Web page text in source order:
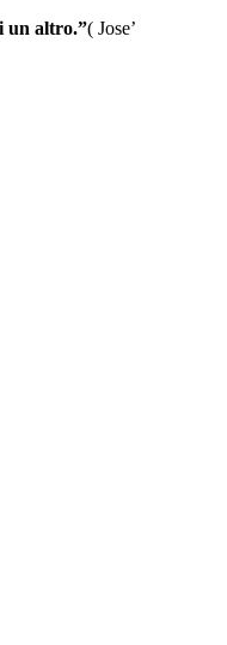
un altro.”( Jose’